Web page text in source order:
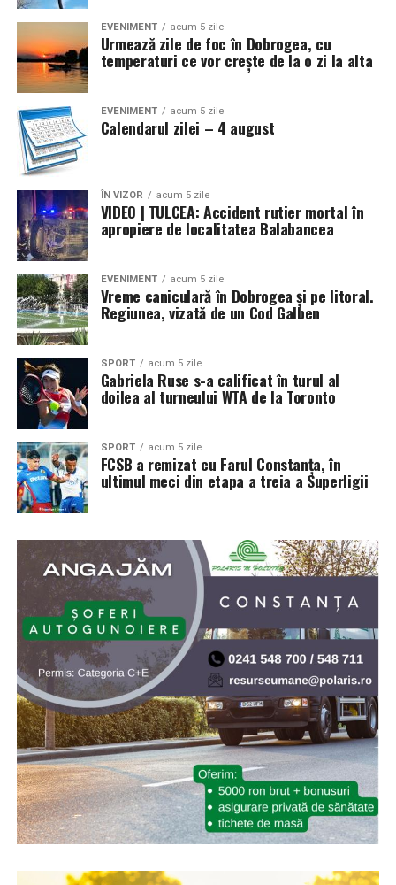
EVENIMENT acum 5 zile
Urmează zile de foc în Dobrogea, cu
temperaturi ce vor crește de la o zi la alta
EVENIMENT acum 5 zile
Calendarul zilei – 4 august
ÎN VIZOR acum 5 zile
VIDEO | TULCEA: Accident rutier mortal în
apropiere de localitatea Balabancea
EVENIMENT acum 5 zile
Vreme caniculară în Dobrogea și pe litoral.
Regiunea, vizată de un Cod Galben
SPORT acum 5 zile
Gabriela Ruse s-a calificat în turul al
doilea al turneului WTA de la Toronto
SPORT acum 5 zile
FCSB a remizat cu Farul Constanța, în
ultimul meci din etapa a treia a Superligii